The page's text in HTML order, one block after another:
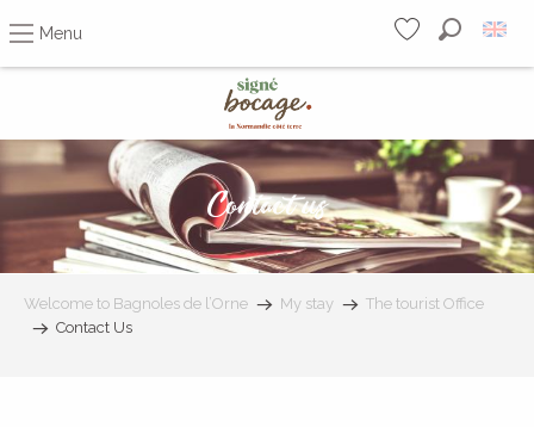
contenu
principal
Menu
Voir les favoris
Contact us
Welcome to Bagnoles de l’Orne My stay
The tourist Office
Contact Us